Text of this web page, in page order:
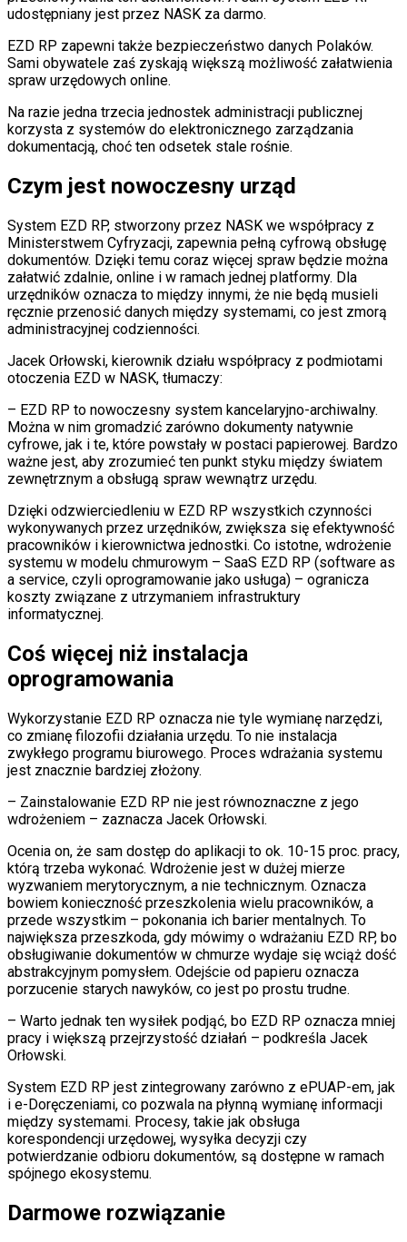
udostępniany jest przez NASK za darmo.
EZD RP zapewni także bezpieczeństwo danych Polaków.
Sami obywatele zaś zyskają większą możliwość załatwienia
spraw urzędowych online.
Na razie jedna trzecia jednostek administracji publicznej
korzysta z systemów do elektronicznego zarządzania
dokumentacją, choć ten odsetek stale rośnie.
Czym jest nowoczesny urząd
System EZD RP, stworzony przez NASK we współpracy z
Ministerstwem Cyfryzacji, zapewnia pełną cyfrową obsługę
dokumentów. Dzięki temu coraz więcej spraw będzie można
załatwić zdalnie, online i w ramach jednej platformy. Dla
urzędników oznacza to między innymi, że nie będą musieli
ręcznie przenosić danych między systemami, co jest zmorą
administracyjnej codzienności.
Jacek Orłowski, kierownik działu współpracy z podmiotami
otoczenia EZD w NASK, tłumaczy:
– EZD RP to nowoczesny system kancelaryjno-archiwalny.
Można w nim gromadzić zarówno dokumenty natywnie
cyfrowe, jak i te, które powstały w postaci papierowej. Bardzo
ważne jest, aby zrozumieć ten punkt styku między światem
zewnętrznym a obsługą spraw wewnątrz urzędu.
Dzięki odzwierciedleniu w EZD RP wszystkich czynności
wykonywanych przez urzędników, zwiększa się efektywność
pracowników i kierownictwa jednostki. Co istotne, wdrożenie
systemu w modelu chmurowym – SaaS EZD RP (software as
a service, czyli oprogramowanie jako usługa) – ogranicza
koszty związane z utrzymaniem infrastruktury
informatycznej.
Coś więcej niż instalacja
oprogramowania
Wykorzystanie EZD RP oznacza nie tyle wymianę narzędzi,
co zmianę filozofii działania urzędu. To nie instalacja
zwykłego programu biurowego. Proces wdrażania systemu
jest znacznie bardziej złożony.
– Zainstalowanie EZD RP nie jest równoznaczne z jego
wdrożeniem – zaznacza Jacek Orłowski.
Ocenia on, że sam dostęp do aplikacji to ok. 10-15 proc. pracy,
którą trzeba wykonać. Wdrożenie jest w dużej mierze
wyzwaniem merytorycznym, a nie technicznym. Oznacza
bowiem konieczność przeszkolenia wielu pracowników, a
przede wszystkim – pokonania ich barier mentalnych. To
największa przeszkoda, gdy mówimy o wdrażaniu EZD RP, bo
obsługiwanie dokumentów w chmurze wydaje się wciąż dość
abstrakcyjnym pomysłem. Odejście od papieru oznacza
porzucenie starych nawyków, co jest po prostu trudne.
– Warto jednak ten wysiłek podjąć, bo EZD RP oznacza mniej
pracy i większą przejrzystość działań – podkreśla Jacek
Orłowski.
System EZD RP jest zintegrowany zarówno z ePUAP-em, jak
i e-Doręczeniami, co pozwala na płynną wymianę informacji
między systemami. Procesy, takie jak obsługa
korespondencji urzędowej, wysyłka decyzji czy
potwierdzanie odbioru dokumentów, są dostępne w ramach
spójnego ekosystemu.
Darmowe rozwiązanie